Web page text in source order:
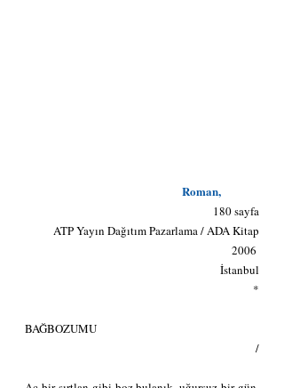
                                                           Roman,
180 sayfa
ATP Yayın Dağıtım Pazarlama / ADA Kitap
2006
İstanbul
*
BAĞBOZUMU
/